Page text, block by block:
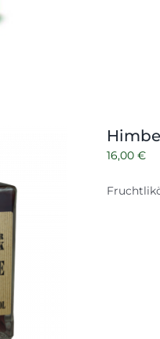
16,00 €